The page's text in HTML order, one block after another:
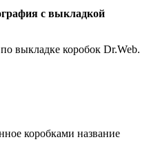
с выкладкой
выкладке коробок Dr.Web.
коробками название